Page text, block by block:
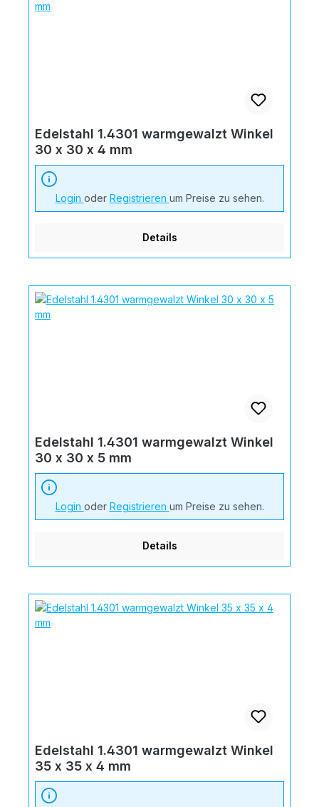
Edelstahl 1.4301 warmgewalzt Winkel
30 x 30 x 4 mm
Login oder Registrieren um Preise zu sehen.
Details
Edelstahl 1.4301 warmgewalzt Winkel
30 x 30 x 5 mm
Login oder Registrieren um Preise zu sehen.
Details
Edelstahl 1.4301 warmgewalzt Winkel
35 x 35 x 4 mm